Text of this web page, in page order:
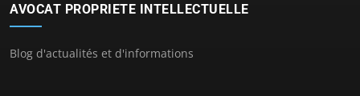
AVOCAT PROPRIETE INTELLECTUELLE
Blog d'actualités et d'informations